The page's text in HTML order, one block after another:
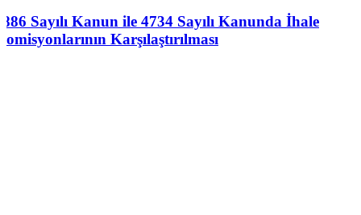
Sayılı Kanun ile 4734 Sayılı Kanunda İhale
Karşılaştırılması